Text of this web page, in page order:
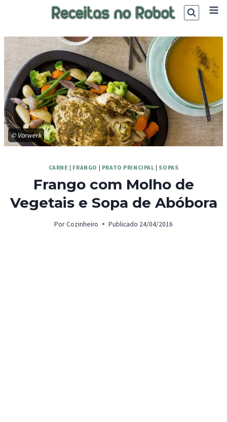
© Vorwerk
CARNE | FRANGO | PRATO PRINCIPAL | SOPAS
Frango com Molho de
Vegetais e Sopa de Abóbora
Por Cozinheiro Publicado 24/04/2016